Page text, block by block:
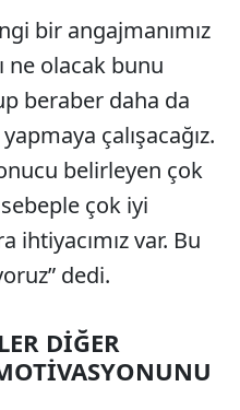
bir angajmanımız
ne olacak bunu
beraber daha da
çalışacağız.
belirleyen çok
çok iyi
ihtiyacımız var. Bu
dedi.
DİĞER